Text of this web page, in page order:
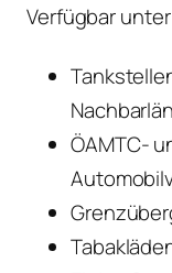
Verfügbar
ÖAMTC-